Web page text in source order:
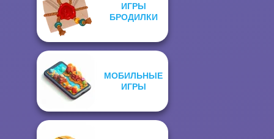
ИГРЫ
БРОДИЛКИ
МОБИЛЬНЫЕ
ИГРЫ